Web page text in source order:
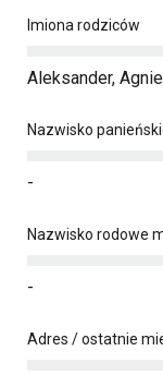
Imiona rodziców
Aleksander,
Nazwisko
-
Nazwisko rodowe
-
Adres / ostatnie